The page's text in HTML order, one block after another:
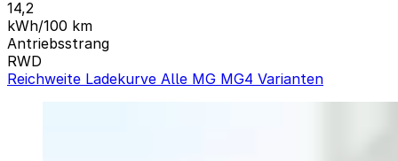
14,2
kWh/100 km
Antriebsstrang
RWD
Reichweite Ladekurve Alle MG MG4 Varianten